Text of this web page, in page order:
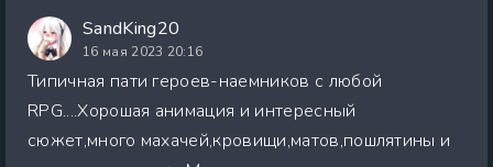
SandKing20
16 мая 2023 20:16
Типичная пати героев-наемников с любой
RPG....Хорошая анимация и интересный
сюжет,много махачей,кровищи,матов,пошлятины и